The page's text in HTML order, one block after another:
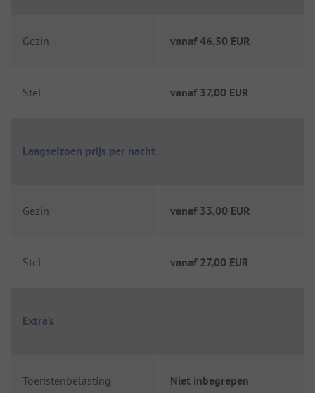
Gezin vanaf46,50 EUR
Stel vanaf 37,00 EUR
Laagseizoen prijs per nacht
Gezin vanaf 33,00 EUR
Stel vanaf 27,00 EUR
Extra's
Toeristenbelasting Niet inbegrepen